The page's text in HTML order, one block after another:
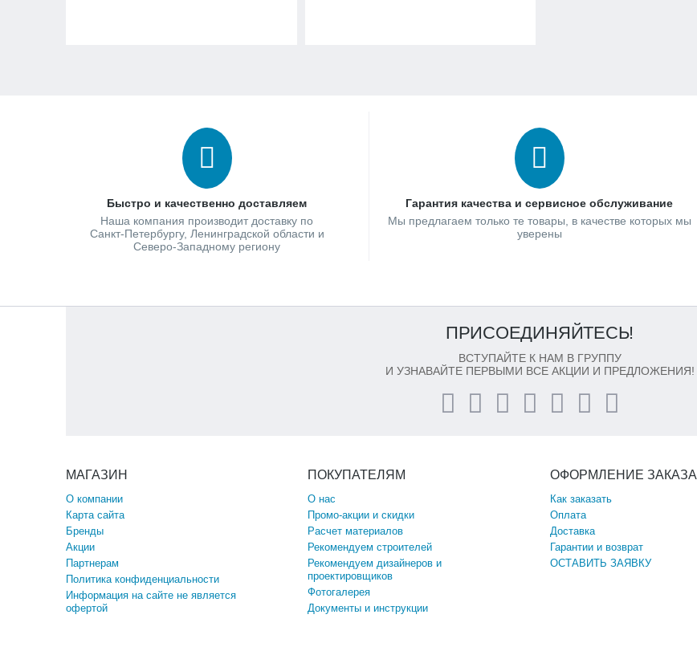
Быстро и качественно доставляем
Наша компания производит доставку по
Санкт-Петербургу, Ленинградской области и
Северо-Западному региону
Гарантия качества и сервисное обслуживание
Мы предлагаем только те товары, в качестве которых мы
уверены
ПРИСОЕДИНЯЙТЕСЬ!
ВСТУПАЙТЕ К НАМ В ГРУППУ
И УЗНАВАЙТЕ ПЕРВЫМИ ВСЕ АКЦИИ И ПРЕДЛОЖЕНИЯ!
МАГАЗИН
О компании
Карта сайта
Бренды
Акции
Партнерам
Политика конфиденциальности
Информация на сайте не является
офертой
ПОКУПАТЕЛЯМ
О нас
Промо-акции и скидки
Расчет материалов
Рекомендуем строителей
Рекомендуем дизайнеров и
проектировщиков
Фотогалерея
Документы и инструкции
ОФОРМЛЕНИЕ ЗАКАЗА
Как заказать
Оплата
Доставка
Гарантии и возврат
ОСТАВИТЬ ЗАЯВКУ